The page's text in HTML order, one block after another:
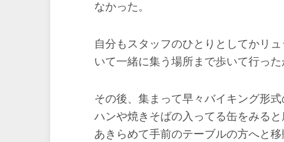
なかった。
自分もスタッフのひとりとしてかリ
いて一緒に集う場所まで歩いて行っ
その後、集まって早々バイキング形
ハンや焼きそばの入ってる缶をみる
あきらめて手前のテーブルの方へと